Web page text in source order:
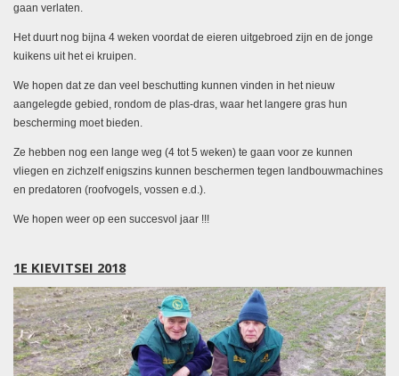
gaan verlaten.
Het duurt nog bijna 4 weken voordat de eieren uitgebroed zijn en de jonge
kuikens uit het ei kruipen.
We hopen dat ze dan veel beschutting kunnen vinden in het nieuw
aangelegde gebied, rondom de plas-dras, waar het langere gras hun
bescherming moet bieden.
Ze hebben nog een lange weg (4 tot 5 weken) te gaan voor ze kunnen
vliegen en zichzelf enigszins kunnen beschermen tegen landbouwmachines
en predatoren (roofvogels, vossen e.d.).
We hopen weer op een succesvol jaar !!!
1E KIEVITSEI 2018